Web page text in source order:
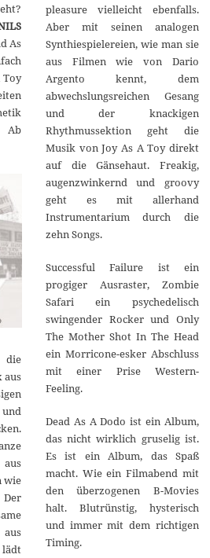
0
2
As
Toy
Ab
die
aus
wie
pleasure vielleicht ebenfalls.
Aber mit seinen analogen
Synthiespielereien, wie man sie
aus Filmen wie von Dario
Argento kennt, dem
abwechslungsreichen Gesang
und der knackigen
Rhythmussektion geht die
Musik von Joy As A Toy direkt
auf die Gänsehaut. Freakig,
augenzwinkernd und groovy
geht es mit allerhand
Instrumentarium durch die
zehn Songs.
Successful Failure ist ein
progiger Ausraster, Zombie
Safari ein psychedelisch
swingender Rocker und Only
The Mother Shot In The Head
ein Morricone-esker Abschluss
mit einer Prise Western-
Feeling.
Dead As A Dodo ist ein Album,
das nicht wirklich gruselig ist.
Es ist ein Album, das Spaß
macht. Wie ein Filmabend mit
den überzogenen B-Movies
halt. Blutrünstig, hysterisch
und immer mit dem richtigen
Timing.